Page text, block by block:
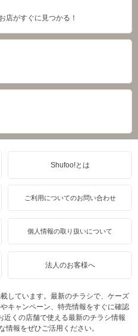
店がすぐに見つかる！
Shufoo!とは
ご利用についてのお問い合わせ
個人情報の取り扱いについて
法人のお客様へ
しています。最新のチラシで、ケーズ
キャンペーン、特売情報をすぐに確認
くの店舗で使える最新のチラシ情報
情報をぜひご活用ください。